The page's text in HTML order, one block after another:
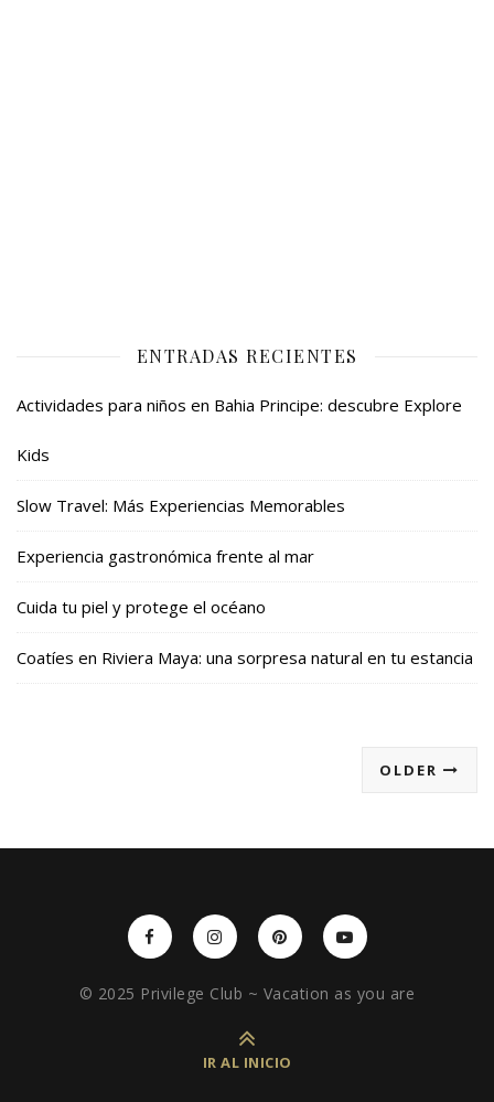
ENTRADAS RECIENTES
Actividades para niños en Bahia Principe: descubre Explore
Kids
Slow Travel: Más Experiencias Memorables
Experiencia gastronómica frente al mar
Cuida tu piel y protege el océano
Coatíes en Riviera Maya: una sorpresa natural en tu estancia
OLDER
© 2025 Privilege Club ~ Vacation as you are
IR AL INICIO